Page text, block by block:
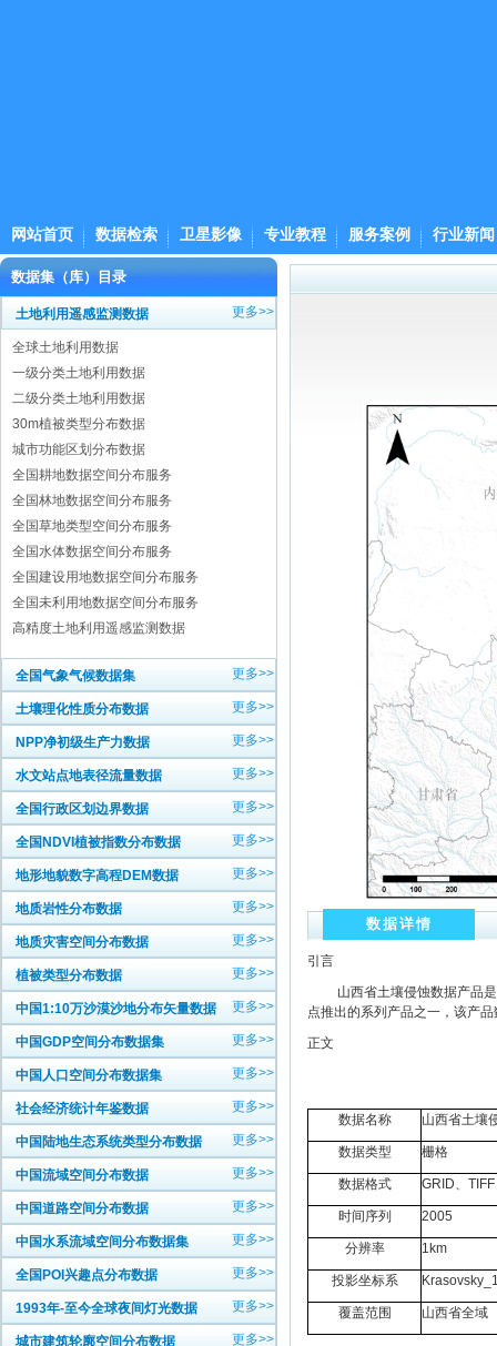
网站首页 数据检索 卫星影像 专业教程 服务案例 行业新闻
数据集（库）目录
土地利用遥感监测数据 更多>>
全球土地利用数据
一级分类土地利用数据
二级分类土地利用数据
30m植被类型分布数据
城市功能区划分布数据
全国耕地数据空间分布服务
全国林地数据空间分布服务
全国草地类型空间分布服务
全国水体数据空间分布服务
全国建设用地数据空间分布服务
全国未利用地数据空间分布服务
高精度土地利用遥感监测数据
全国气象气候数据集 更多>>
土壤理化性质分布数据 更多>>
NPP净初级生产力数据 更多>>
水文站点地表径流量数据 更多>>
全国行政区划边界数据 更多>>
全国NDVI植被指数分布数据 更多>>
地形地貌数字高程DEM数据 更多>>
地质岩性分布数据 更多>>
地质灾害空间分布数据 更多>>
植被类型分布数据 更多>>
中国1:10万沙漠沙地分布矢量数据 更多>>
中国GDP空间分布数据集 更多>>
中国人口空间分布数据集 更多>>
社会经济统计年鉴数据 更多>>
中国陆地生态系统类型分布数据 更多>>
中国流域空间分布数据 更多>>
中国道路空间分布数据 更多>>
中国水系流域空间分布数据集 更多>>
全国POI兴趣点分布数据 更多>>
1993年-至今全球夜间灯光数据 更多>>
城市建筑轮廓空间分布数据 更多>>
数据详情
引言
山西省土壤侵蚀数据产品是
点推出的系列产品之一，该产
正文
数据名称 山西省土壤
数据类型 栅格
数据格式 GRID、TIFF
时间序列 2005
分辨率 1km
投影坐标系
覆盖范围 山西省全域